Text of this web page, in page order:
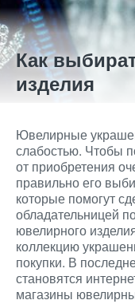
Как
изделия
Ювелирные
слабостью. Чтобы
от приобретения
правильно его
которые помогут
обладательницей
ювелирного
коллекцию
покупки. В
становятся
магазины